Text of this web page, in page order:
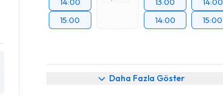
15:00
14:00
15:00
Daha Fazla Göster
Randevu Takvimi Talebi